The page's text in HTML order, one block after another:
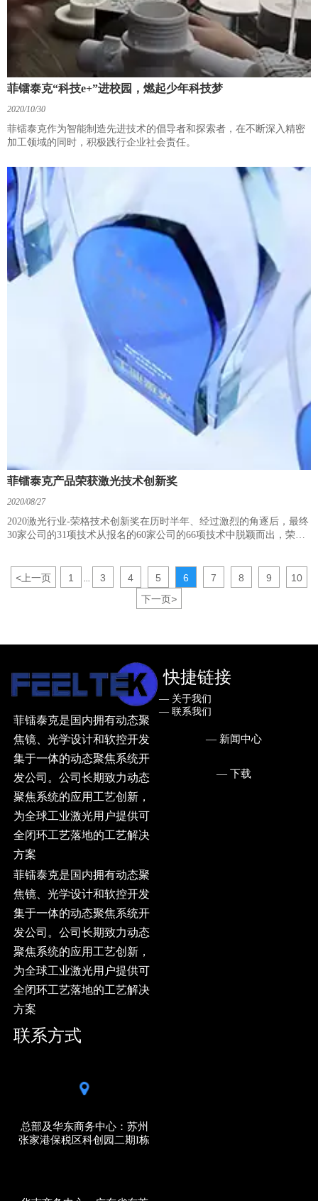
菲镭泰克“科技e+”进校园，燃起少年科技梦
2020/10/30
菲镭泰克作为智能制造先进技术的倡导者和探索者，在不断深入精密
加工领域的同时，积极践行企业社会责任。
菲镭泰克产品荣获激光技术创新奖
2020/08/27
2020激光行业-荣格技术创新奖在历时半年、经过激烈的角逐后，最终
30家公司的31项技术从报名的60家公司的66项技术中脱颖而出，荣获
<上一页 1 ... 3 4 5 6 7 8 9
10
下一页>
菲镭泰克是国内拥有动态聚
焦镜、光学设计和软控开发
集于一体的动态聚焦系统开
发公司。公司长期致力动态
聚焦系统的应用工艺创新，
为全球工业激光用户提供可
全闭环工艺落地的工艺解决
方案
菲镭泰克是国内拥有动态聚
焦镜、光学设计和软控开发
集于一体的动态聚焦系统开
发公司。公司长期致力动态
聚焦系统的应用工艺创新，
为全球工业激光用户提供可
全闭环工艺落地的工艺解决
方案
快捷链接
— ㅤ关于我们
— ㅤ联系我们
— ㅤ新闻中心
— ㅤ下载
联系方式
总部及华东商务中心：苏州
张家港保税区科创园二期I栋